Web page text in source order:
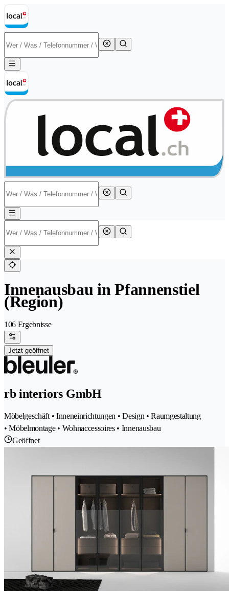
Innenausbau in Pfannenstiel
(Region)
106 Ergebnisse
Jetzt geöffnet
rb interiors GmbH
Möbelgeschäft • Inneneinrichtungen • Design • Raumgestaltung
• Möbelmontage • Wohnaccessoires • Innenausbau
Geöffnet